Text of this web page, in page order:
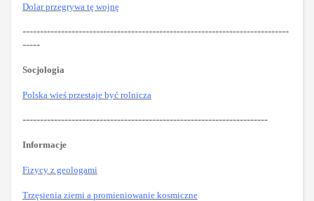
Dolar przegrywa tę wojnę
----------------------------------------------------------------------------
-----
Socjologia
Polska wieś przestaje być rolnicza
----------------------------------------------------------------------
Informacje
Fizycy z geologami
Trzęsienia ziemi a promieniowanie kosmiczne